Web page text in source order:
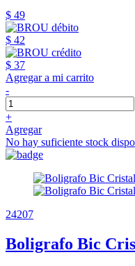
$ 49
$ 42
$ 37
Agregar a mi carrito
-
+
Agregar
No hay suficiente stock
24207
Boligrafo Bic